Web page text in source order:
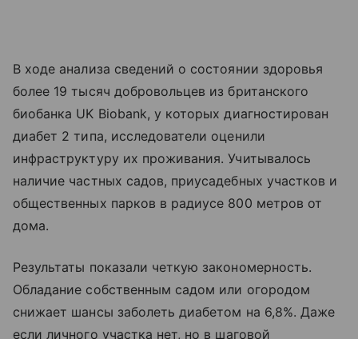
В ходе анализа сведений о состоянии здоровья
более 19 тысяч добровольцев из британского
биобанка UK Biobank, у которых диагностирован
диабет 2 типа, исследователи оценили
инфраструктуру их проживания. Учитывалось
наличие частных садов, приусадебных участков и
общественных парков в радиусе 800 метров от
дома.
Результаты показали четкую закономерность.
Обладание собственным садом или огородом
снижает шансы заболеть диабетом на 6,8%. Даже
если личного участка нет, но в шаговой